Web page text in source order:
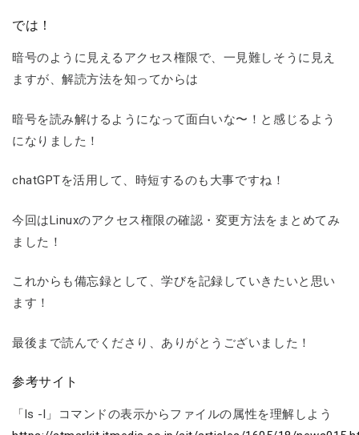
では！
暗号のように見えるアクセス権限で、一見難しそうに見え
ますが、解読方法を知ってからは
暗号を読み解けるようになって面白いな〜！と感じるよう
になりました！
chatGPTを活用して、時短するのも大事ですね！
今回はLinuxのアクセス権限の確認・変更方法をまとめてみ
ました！
これからも備忘録として、学びを記録していきたいと思い
ます！
最後まで読んでくださり、ありがとうございました！
参考サイト
「ls -l」コマンドの表示からファイルの属性を理解しよう